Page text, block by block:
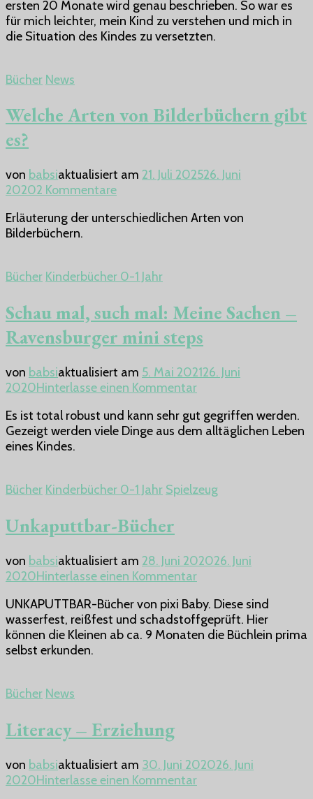
wachse!
ersten 20 Monate wird genau beschrieben. So war es
für mich leichter, mein Kind zu verstehen und mich in
die Situation des Kindes zu versetzten.
Bücher News
Welche Arten von Bilderbüchern gibt
es?
von babsiaktualisiert am 21. Juli 202526. Juni
20202 Kommentarezu
Arten
es?
Erläuterung der unterschiedlichen Arten von
Bilderbüchern.
Bücher Kinderbücher 0-1 Jahr
Schau mal, such mal: Meine Sachen –
Ravensburger mini steps
von babsiaktualisiert am 5. Mai 202126. Juni
2020Hinterlasse einen Kommentarzu
mal,
such
–
Es ist total robust und kann sehr gut gegriffen werden.
Gezeigt werden viele Dinge aus dem alltäglichen Leben
eines Kindes.
Bücher Kinderbücher 0-1 Jahr Spielzeug
Unkaputtbar-Bücher
von babsiaktualisiert am 28. Juni 202026. Juni
2020Hinterlasse einen Kommentarzu
Bücher
UNKAPUTTBAR-Bücher von pixi Baby. Diese sind
wasserfest, reißfest und schadstoffgeprüft. Hier
können die Kleinen ab ca. 9 Monaten die Büchlein prima
selbst erkunden.
Bücher News
Literacy – Erziehung
von babsiaktualisiert am 30. Juni 202026. Juni
2020Hinterlasse einen Kommentarzu